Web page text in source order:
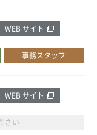
事務スタッフ
WEB サイト
さい
WEB サイト